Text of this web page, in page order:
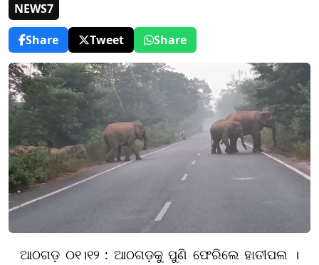
NEWS7
Share
Tweet Share
ଆଠଗଡ଼ ୦୧।୧୨ : ଆଠଗଡ଼କୁ ପୁଣି ଫେରିଲେ ହାତୀପଲ ।